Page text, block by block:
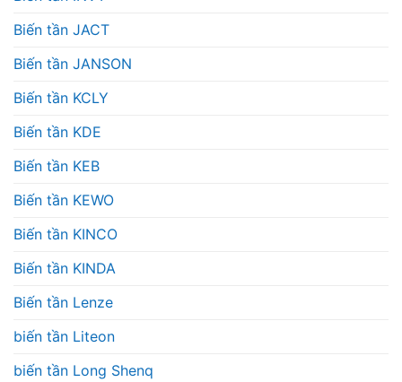
Biến tần JACT
Biến tần JANSON
Biến tần KCLY
Biến tần KDE
Biến tần KEB
Biến tần KEWO
Biến tần KINCO
Biến tần KINDA
Biến tần Lenze
biến tần Liteon
biến tần Long Shenq